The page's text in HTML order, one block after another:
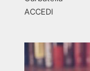
ACCEDI